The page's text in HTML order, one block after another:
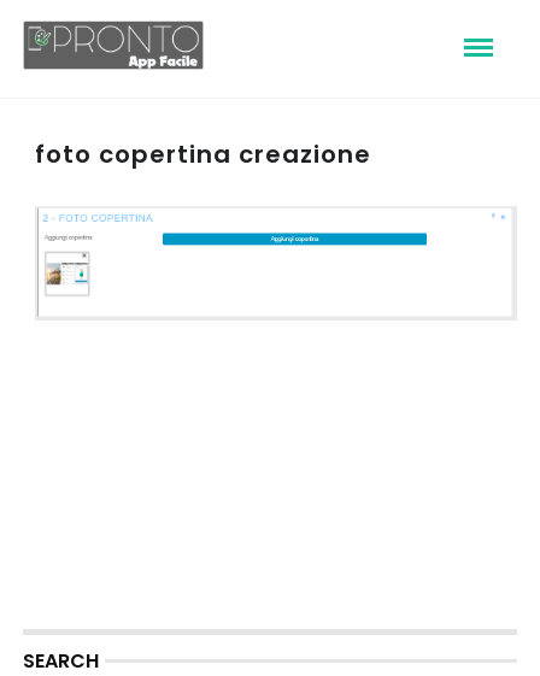
foto copertina creazione
SEARCH